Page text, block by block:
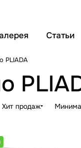
Статьи
PLIADA
Хит продаж